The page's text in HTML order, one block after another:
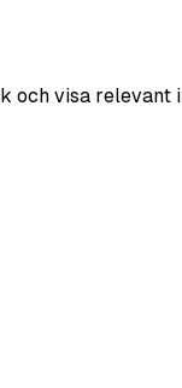
visa relevant